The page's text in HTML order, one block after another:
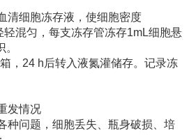
清细胞冻存液，使细胞密度
混匀，每支冻存管冻存1mL细胞悬
，24 h后转入液氮灌储存。记录冻
发情况
种问题，细胞丢失、瓶身破损、培